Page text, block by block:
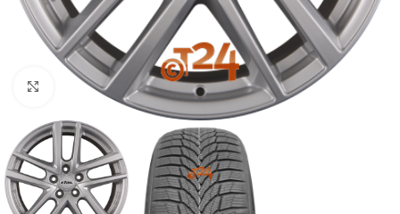
Zum Vergrößern klicken